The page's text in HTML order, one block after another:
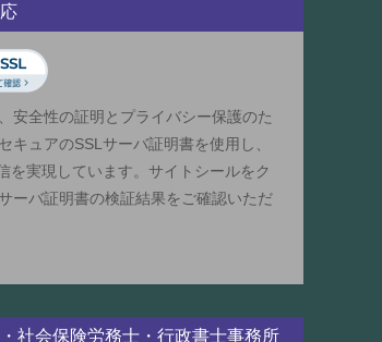
安全性の証明とプライバシー保護のた
キュアのSSLサーバ証明書を使用し、
を実現しています。サイトシールをク
ーバ証明書の検証結果をご確認いただ
社会保険労務士・行政書士事務所